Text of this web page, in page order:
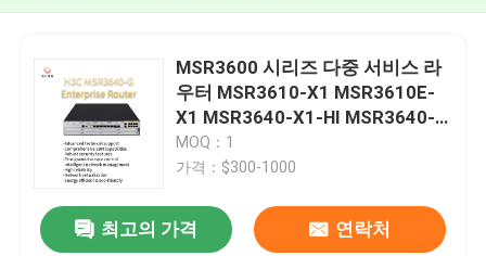
MSR3600 시리즈 다중 서비스 라
우터 MSR3610-X1 MSR3610E-
X1 MSR3640-X1-HI MSR3640-
X1 MSR3640-G MSR3600-51-G
MSR3600-28-G
MOQ：1
가격：$300-1000
최고의 가격 연락처